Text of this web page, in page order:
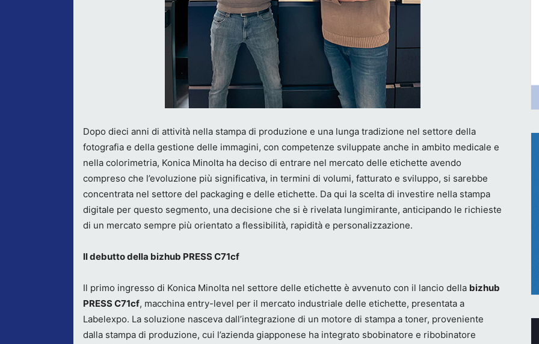
Dopo dieci anni di attività nella stampa di produzione e una lunga tradizione nel settore della
fotografia e della gestione delle immagini, con competenze sviluppate anche in ambito medicale e
nella colorimetria, Konica Minolta ha deciso di entrare nel mercato delle etichette avendo
compreso che l’evoluzione più significativa, in termini di volumi, fatturato e sviluppo, si sarebbe
concentrata nel settore del packaging e delle etichette. Da qui la scelta di investire nella stampa
digitale per questo segmento, una decisione che si è rivelata lungimirante, anticipando le richieste
di un mercato sempre più orientato a flessibilità, rapidità e personalizzazione.
Il debutto della bizhub PRESS C71cf
Il primo ingresso di Konica Minolta nel settore delle etichette è avvenuto con il lancio della bizhub
PRESS C71cf, macchina entry-level per il mercato industriale delle etichette, presentata a
Labelexpo. La soluzione nasceva dall’integrazione di un motore di stampa a toner, proveniente
dalla stampa di produzione, cui l’azienda giapponese ha integrato sbobinatore e ribobinatore